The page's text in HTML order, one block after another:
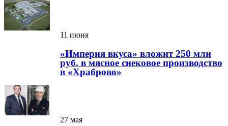
11 июня
«Империя вкуса» вложит 250 млн
руб. в мясное снековое производство
в «Храброво»
27 мая